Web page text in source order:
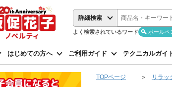
詳細検索
よく検索されているワード ボールペ
はじめての方へ ご利用ガイド テクニカルガイ
TOPページ リラッ